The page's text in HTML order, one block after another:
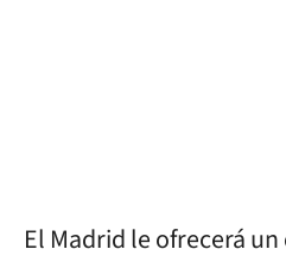
El Madrid le ofrecerá